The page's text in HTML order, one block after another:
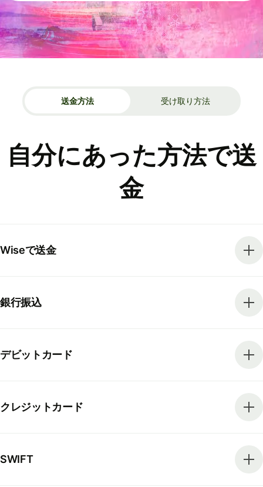
送金方法 受け取り方法
自分にあった方法で送
金
Wiseで送金
銀行振込
デビットカード
クレジットカード
SWIFT